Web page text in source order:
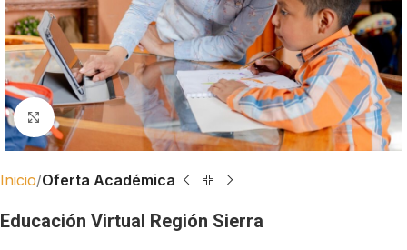
Click to enlarge
Inicio Oferta Académica
Educación Virtual Región Sierra